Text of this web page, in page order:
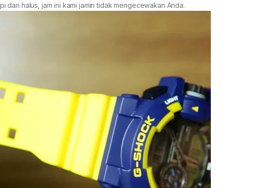
dan halus, jam ini kami jamin tidak mengecewakan Anda.